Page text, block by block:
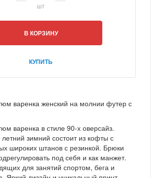
шт
В КОРЗИНУ
КУПИТЬ
варенка женский на молнии футер с
варенка в стиле 90-х оверсайз.
зимний состоит из кофты с
широких штанов с резинкой. Брюки
под себя и как манжет.
для занятий спортом, бега и